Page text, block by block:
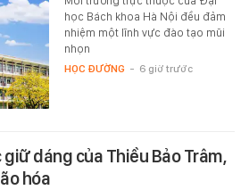
học Bách khoa Hà Nội đều đảm
nhiệm một lĩnh vực đào tạo mũi
nhọn
HỌC ĐƯỜNG - 6 giờ trước
dáng của Thiều Bảo Trâm,
hóa